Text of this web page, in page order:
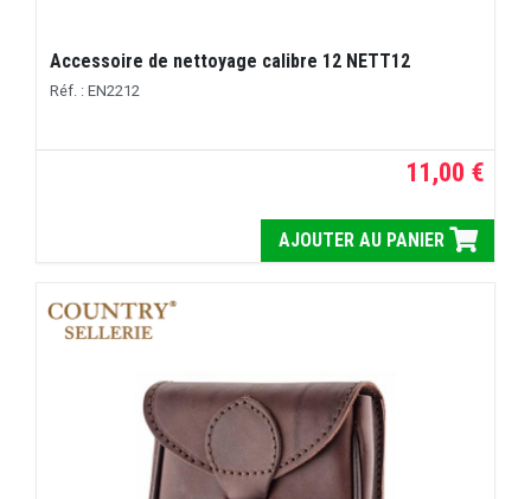
Accessoire de nettoyage calibre 12 NETT12
Réf. : EN2212
11,00 €
AJOUTER AU PANIER